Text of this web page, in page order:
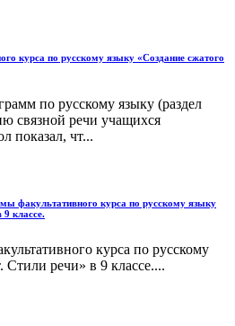
по русскому языку «Создание сжатого
по русскому языку (раздел
связной речи учащихся
показал, чт...
факультативного курса по русскому языку
9 классе.
курса по русскому
Стили речи» в 9 классе....